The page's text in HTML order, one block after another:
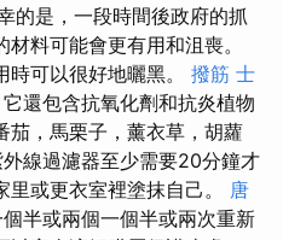
的是，一段時間後政府的抓
料可能會更有用和沮喪。
可以很好地曬黑。 撥筋 士
還包含抗氧化劑和抗炎植物
茄，馬栗子，薰衣草，胡蘿
外線過濾器至少需要20分鐘才
或更衣室裡塗抹自己。 唐
半或兩個一個半或兩次重新